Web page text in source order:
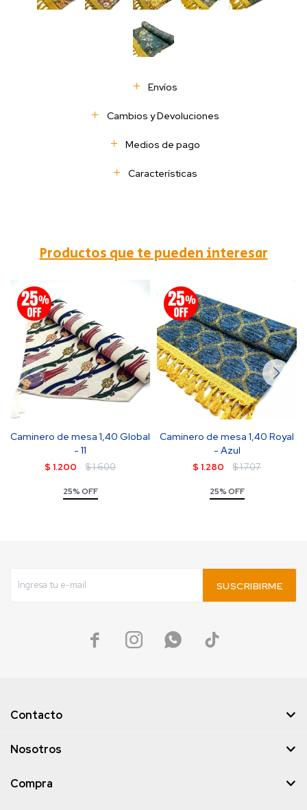
Envíos
Cambios y Devoluciones
Medios de pago
Características
Productos que te pueden interesar
Caminero de mesa 1,40 Global
- 11
$ 1.200 $1.600
25% OFF
Caminero de mesa 1,40 Royal
- Azul
$ 1.280 $1.707
25% OFF
SUSCRIBIRME
   
Contacto
Nosotros
Compra